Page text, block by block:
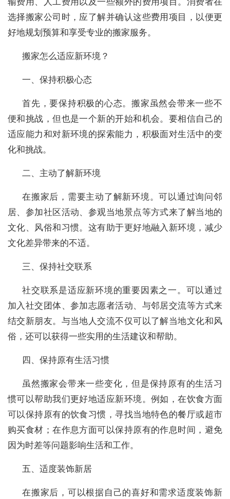
选择搬家公司时，应了解并确认这些费用项目，以便更
好地规划预算和享受专业的搬家服务。
搬家怎么适应新环境？
一、保持积极心态
首先，要保持积极的心态。搬家虽然会带来一些不
便和挑战，但也是一个新的开始和机会。要相信自己的
适应能力和对新环境的探索能力，积极面对生活中的变
化和挑战。
二、主动了解新环境
在搬家后，需要主动了解新环境。可以通过询问邻
居、参加社区活动、参观当地景点等方式来了解当地的
文化、风俗和习惯。这有助于更好地融入新环境，减少
文化差异带来的不适。
三、保持社交联系
社交联系是适应新环境的重要因素之一。可以通过
加入社交团体、参加志愿者活动、与邻居交流等方式来
结交新朋友。与当地人交流不仅可以了解当地文化和风
俗，还可以获得一些实用的生活建议和帮助。
四、保持原有生活习惯
虽然搬家会带来一些变化，但是保持原有的生活习
惯可以帮助我们更好地适应新环境。例如，在饮食方面
可以保持原有的饮食习惯，寻找当地特色的餐厅或超市
购买食材；在作息方面可以保持原有的作息时间，避免
因为时差等问题影响生活和工作。
五、适度装饰新居
在搬家后，可以根据自己的喜好和需求适度装饰新